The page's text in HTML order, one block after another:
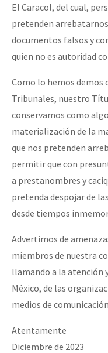
El Caracol, del cual,
pretenden
documentos falsos y
quien no es autoridad
Como lo hemos demos
Tribunales, nuestro
conservamos como
materialización de la
que nos pretenden
permitir que con
a prestanombres y
pretenda despojar de
desde tiempos
Advertimos de
miembros de nuestra
llamando a la atención
México, de las
medios de
Atentamente
Diciembre de 2023